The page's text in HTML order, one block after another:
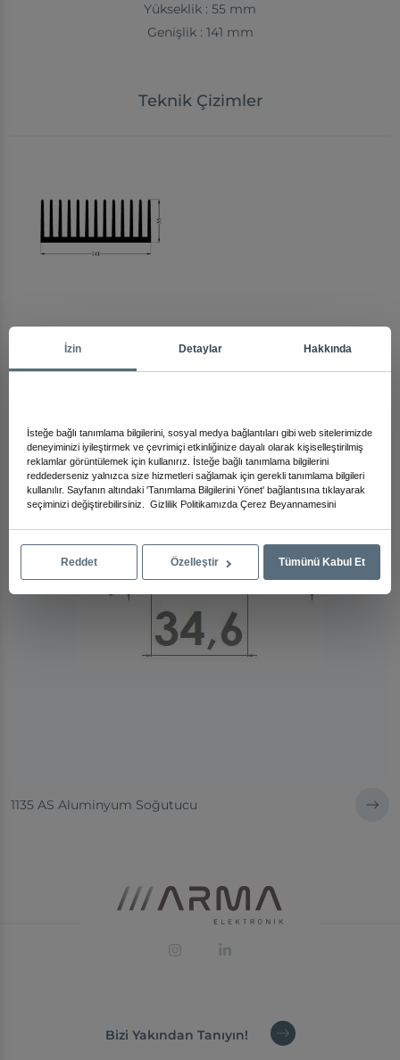
Yükseklik : 55 mm
Genişlik : 141 mm
Teknik Çizimler
Diğer Ürünleri İnceleyin
1135 AS Aluminyum Soğutucu
Bizi Yakından Tanıyın!
İzin Detaylar Hakkında
İsteğe bağlı tanımlama bilgilerini, sosyal medya bağlantıları gibi web sitelerimizde
deneyiminizi iyileştirmek ve çevrimiçi etkinliğinize dayalı olarak kişiselleştirilmiş
reklamlar görüntülemek için kullanırız. İsteğe bağlı tanımlama bilgilerini
reddederseniz yalnızca size hizmetleri sağlamak için gerekli tanımlama bilgileri
kullanılır. Sayfanın altındaki 'Tanımlama Bilgilerini Yönet' bağlantısına tıklayarak
seçiminizi değiştirebilirsiniz. Gizlilik Politikamızda Çerez Beyannamesini
Reddet Özelleştir Tümünü Kabul Et